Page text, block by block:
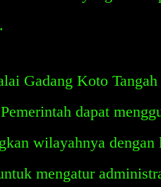
Gadang Koto
dapat
wilayahnya
mengatur